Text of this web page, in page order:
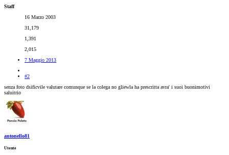
Staff
16 Marzo 2003
31,179
1,391
2,015
7 Maggio 2013
#2
senza foto dsificvile valutare comunque se la colega no gliewla ha prescritta avra' i suoi buonimotivi
saluitrio
antonello81
Utente